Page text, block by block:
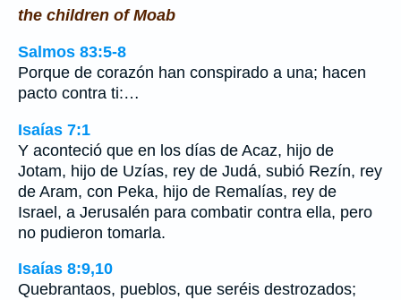
the children of Moab
Salmos 83:5-8
Porque de corazón han conspirado a una; hacen
pacto contra ti:…
Isaías 7:1
Y aconteció que en los días de Acaz, hijo de
Jotam, hijo de Uzías, rey de Judá, subió Rezín, rey
de Aram, con Peka, hijo de Remalías, rey de
Israel, a Jerusalén para combatir contra ella, pero
no pudieron tomarla.
Isaías 8:9,10
Quebrantaos, pueblos, que seréis destrozados;